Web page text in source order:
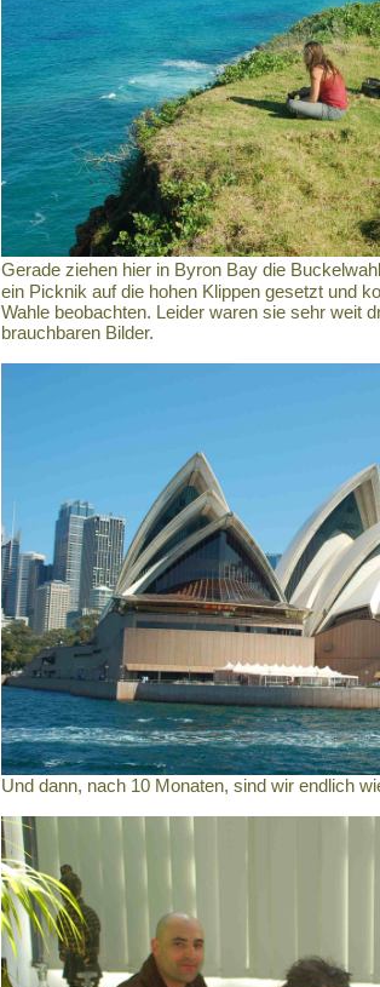
Gerade ziehen hier in Byron Bay die
ein Picknik auf die hohen Klippen gesetzt und
Wahle beobachten. Leider waren sie sehr weit
brauchbaren Bilder.
Und dann, nach 10 Monaten, sind wir endlich